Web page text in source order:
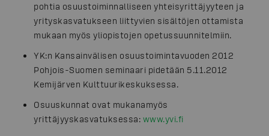
pohtia osuustoiminnalliseen yhteisyrittäjyyteen ja
yrityskasvatukseen liittyvien sisältöjen ottamista
mukaan myös yliopistojen opetussuunnitelmiin.
YK:n Kansainvälisen osuustoimintavuoden 2012
Pohjois-Suomen seminaari pidetään 5.11.2012
Kemijärven Kulttuurikeskuksessa.
Osuuskunnat ovat mukanamyös
yrittäjyyskasvatuksessa: www.yvi.fi